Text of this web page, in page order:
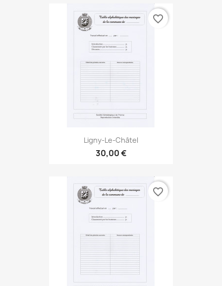
Ligny-Le-Châtel
30,00 €
favorite_border
favorite_border